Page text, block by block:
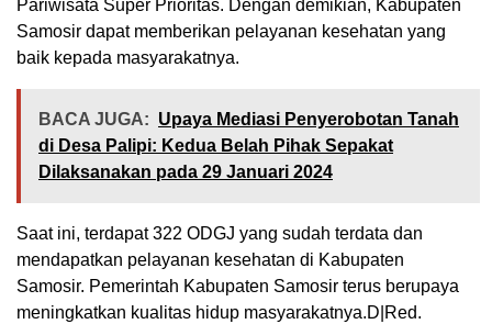
Pariwisata Super Prioritas. Dengan demikian, Kabupaten
Samosir dapat memberikan pelayanan kesehatan yang
baik kepada masyarakatnya.
BACA JUGA: Upaya Mediasi Penyerobotan Tanah
di Desa Palipi: Kedua Belah Pihak Sepakat
Dilaksanakan pada 29 Januari 2024
Saat ini, terdapat 322 ODGJ yang sudah terdata dan
mendapatkan pelayanan kesehatan di Kabupaten
Samosir. Pemerintah Kabupaten Samosir terus berupaya
meningkatkan kualitas hidup masyarakatnya.D|Red.